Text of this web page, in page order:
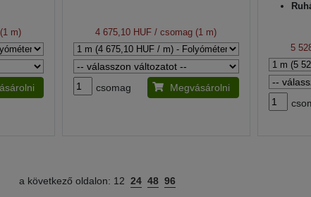
m) 4 675,10 HUF / csomag (1 m)
csomag Megvásárolni
5
a következő oldalon: 12 24 48 96